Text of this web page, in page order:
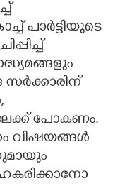
പാർട്ടിയുടെ
സർക്കാരിന്
പോകണം.
വിഷയങ്ങൾ